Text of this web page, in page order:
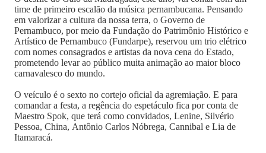
time de primeiro escalão da música pernambucana. Pensando
em valorizar a cultura da nossa terra, o Governo de
Pernambuco, por meio da Fundação do Patrimônio Histórico e
Artístico de Pernambuco (Fundarpe), reservou um trio elétrico
com nomes consagrados e artistas da nova cena do Estado,
prometendo levar ao público muita animação ao maior bloco
carnavalesco do mundo.
O veículo é o sexto no cortejo oficial da agremiação. E para
comandar a festa, a regência do espetáculo fica por conta de
Maestro Spok, que terá como convidados, Lenine, Silvério
Pessoa, China, Antônio Carlos Nóbrega, Cannibal e Lia de
Itamaracá.